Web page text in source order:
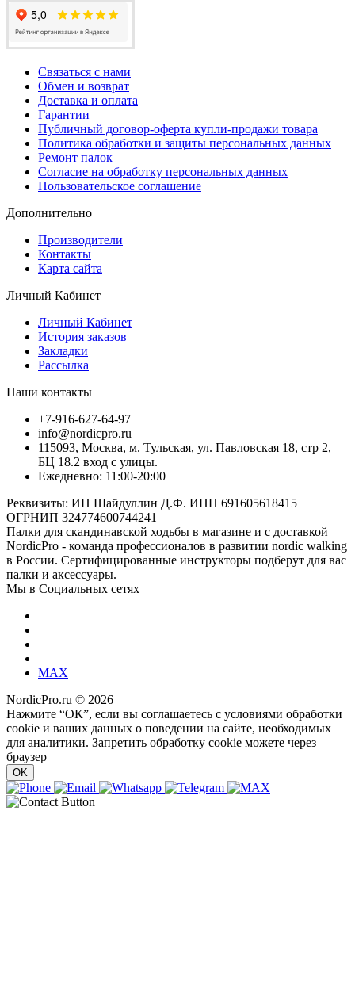
Связаться с нами
Обмен и возврат
Доставка и оплата
Гарантии
Публичный договор-оферта купли-продажи товара
Политика обработки и защиты персональных данных
Ремонт палок
Согласие на обработку персональных данных
Пользовательское соглашение
Дополнительно
Производители
Контакты
Карта сайта
Личный Кабинет
Личный Кабинет
История заказов
Закладки
Рассылка
Наши контакты
+7-916-627-64-97
info@nordicpro.ru
115093, Москва, м. Тульская, ул. Павловская 18, стр 2,
БЦ 18.2 вход с улицы.
Ежедневно: 11:00-20:00
Реквизиты: ИП Шайдуллин Д.Ф. ИНН 691605618415
ОГРНИП 324774600744241
Палки для скандинавской ходьбы в магазине и с доставкой
NordicPro - команда профессионалов в развитии nordic walking
в России. Сертифицированные инструкторы подберут для вас
палки и аксессуары.
Мы в Социальных сетях
MAX
NordicPro.ru © 2026
Нажмите “ОК”, если вы соглашаетесь с условиями обработки
cookie и ваших данных о поведении на сайте, необходимых
для аналитики. Запретить обработку cookie можете через
браузер
OK